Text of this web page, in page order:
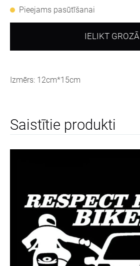
Pieejams pasūtīšanai
IELIKT GROZĀ
Izmērs: 12cm*15cm
Saistītie produkti